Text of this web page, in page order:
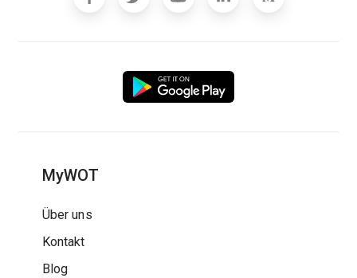
MyWOT
Über uns
Kontakt
Blog